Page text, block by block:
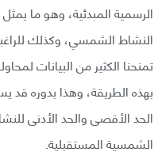
الرسمية المبدئية، وهو ما يمثل
النشاط الشمسي، وكذلك
تمنحنا الكثير من البيانات
بهذه الطريقة، وهذا بدوره قد
الحد الأقصى والحد الأدنى
الشمسية المستقبلية.